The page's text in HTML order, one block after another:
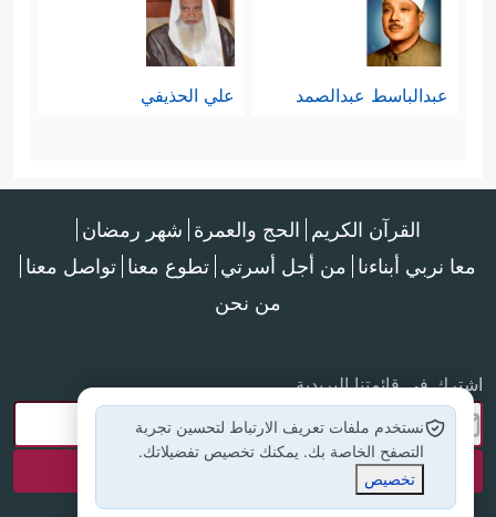
عبدالباسط عبدالصمد علي الحذيفي
القرآن الكريم الحج والعمرة شهر رمضان
معا نربي أبناءنا من أجل أسرتي تطوع معنا تواصل معنا
من نحن
اشترك في قائمتنا البريدية
نستخدم ملفات تعريف الارتباط لتحسين تجربة
التصفح الخاصة بك. يمكنك تخصيص تفضيلاتك.
تخصيص